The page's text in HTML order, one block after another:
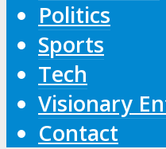
Politics
Sports
Tech
Visionary
Contact